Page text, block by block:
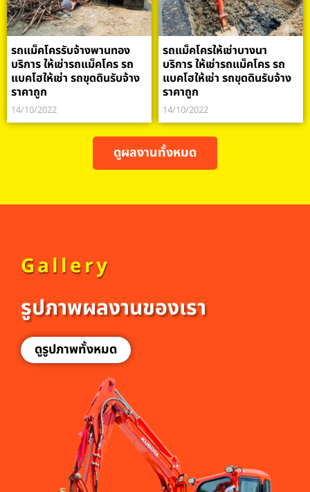
รถแม็คโครรับจ้างพานทอง
บริการ ให้เช่ารถแม็คโคร รถ
แบคโฮให้เช่า รถขุดดินรับจ้าง
ราคาถูก
14/10/2022
รถแม็คโครให้เช่าบางนา
บริการ ให้เช่ารถแม็คโคร รถ
แบคโฮให้เช่า รถขุดดินรับจ้าง
ราคาถูก
14/10/2022
ดูผลงานทั้งหมด
Gallery
รูปภาพผลงานของเรา
ดูรูปภาพทั้งหมด